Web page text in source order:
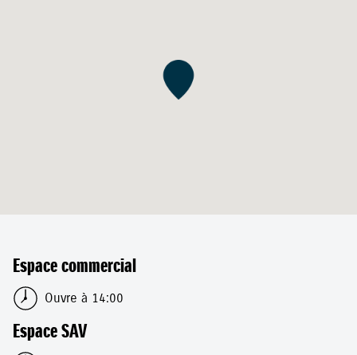
Espace commercial
Ouvre à 14:00
Espace SAV